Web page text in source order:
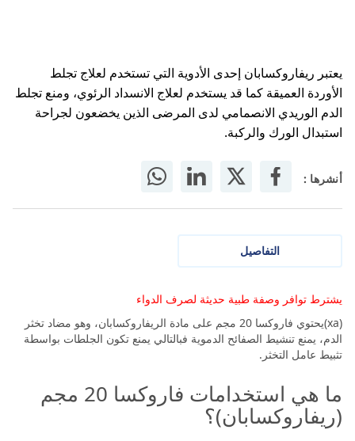
يعتبر ريفاروكسابان إحدى الأدوية التي تستخدم لعلاج تجلط
الأوردة العميقة كما قد يستخدم لعلاج الانسداد الرئوي، ومنع تجلط
الدم الوريدي الانصمامي لدى المرضى الذين يخضعون لجراحة
استبدال الورك والركبة.
أنشرها :
التفاصيل
يشترط توافر وصفة طبية حديثة لصرف الدواء
(xa)يحتوي فاروكسا 20 مجم على مادة الريفاروكسابان، وهو مضاد تخثر
الدم، يمنع تنشيط الصفائح الدموية فبالتالي يمنع تكون الجلطات بواسطة
تثبيط عامل التخثر.
ما هي استخدامات فاروكسا 20 مجم
(ريفاروكسابان)؟